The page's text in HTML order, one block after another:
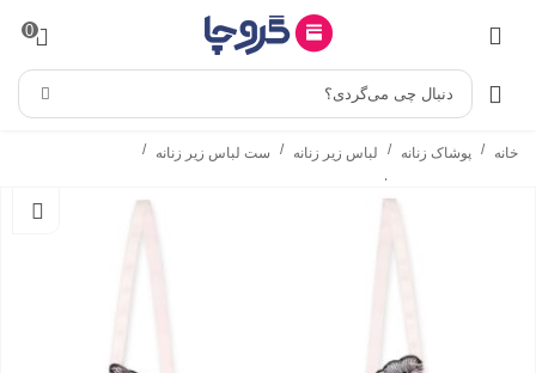
0
دنبال چی می‌گردی؟
خانه / پوشاک زنانه / لباس زیر زنانه / ست لباس زیر زنانه /
/